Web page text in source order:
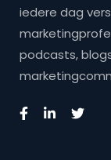
iedere dag
podcasts,